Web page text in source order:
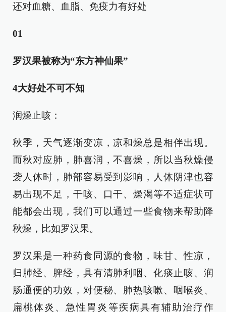
还对血糖、血脂、免疫力有好处
01
罗汉果被称为“东方神仙果”
4大好处不可不知
润燥止咳：
秋季，天气逐渐变凉，凉和燥总是相伴出现。
而秋对应肺，肺喜润，不喜燥，所以当秋燥侵
袭人体时，肺部容易受到影响，人体阴津也容
易出现不足，干咳、口干、燥渴等不适症状可
能都会出现，我们可以通过一些食物来帮助降
秋燥，比如罗汉果。
罗汉果是一种药食同源的食物，味甘、性凉，
归肺经、脾经，具有清肺利咽、化痰止咳、润
肠通便的功效，对便秘、肺热咳嗽、咽喉炎、
扁桃体炎、急性胃炎等疾病具有辅助治疗作